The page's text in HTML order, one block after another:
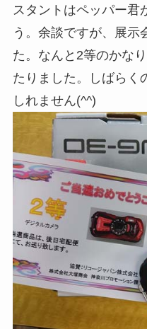
スタントはペッパー君
う。余談ですが、展示
た。なんと2等のかな
たりました。しばらく
しれません(^^)